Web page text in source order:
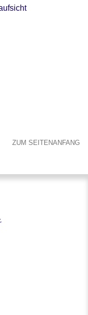
ZUM SEITENANFANG
Energie,